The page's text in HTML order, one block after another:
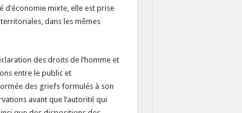
d’économie mixte, elle est prise
dans les mêmes
des droits de l’homme et
entre le public et
des griefs formulés à son
avant que l’autorité qui